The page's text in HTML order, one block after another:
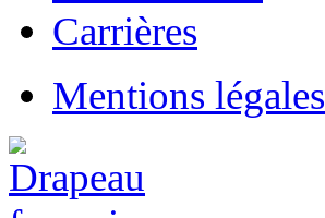
Carrières
Mentions légales